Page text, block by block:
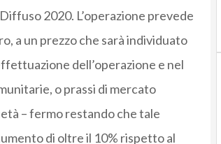
2020. L’operazione prevede
a un prezzo che sarà individuato
dell’operazione e nel
o prassi di mercato
– fermo restando che tale
di oltre il 10% rispetto al